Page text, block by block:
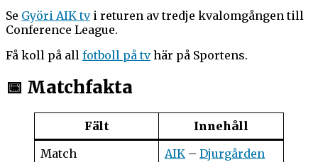
Se Györi AIK tvi returen av tredje kvalomgången till
Conference League.
Få koll på all fotboll på tvhär på Sportens.
📅 Matchfakta
Fält
Innehåll
Match
AIK – Djurgården